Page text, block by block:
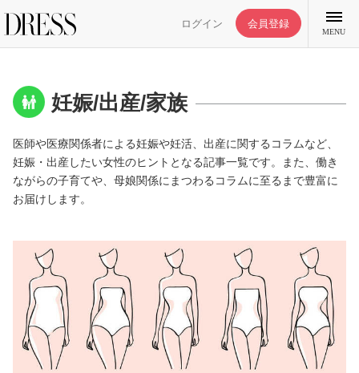
ログイン 会員登録
MENU
特集記事
DRESS部活
ライフスタイル
ファッション
恋愛/結婚/離婚
妊娠/出産/家族
医師や医療関係者による妊娠や妊活、出産に関するコラムなど、
妊娠・出産したい女性のヒントとなる記事一覧です。また、働き
ながらの子育てや、母娘関係にまつわるコラムに至るまで豊富に
お届けします。